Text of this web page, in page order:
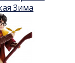
Зима